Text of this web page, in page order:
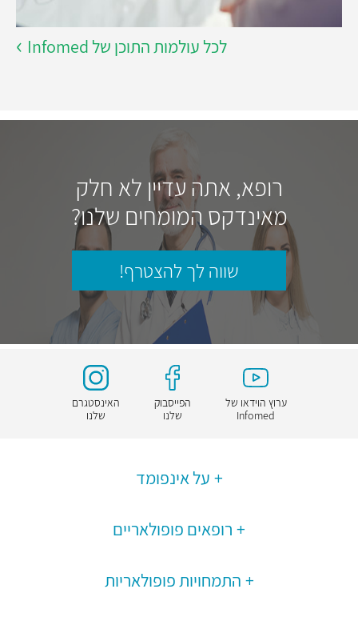
לכל עולמות התוכן של Infomed
רופא, אתה עדיין לא חלק
מאינדקס המומחים שלנו?
שווה לך להצטרף!
ערוץ הוידאו של
Infomed
הפייסבוק
שלנו
האינסטגרם
שלנו
על אינפומד
רופאים פופולאריים
התמחויות פופולאריות